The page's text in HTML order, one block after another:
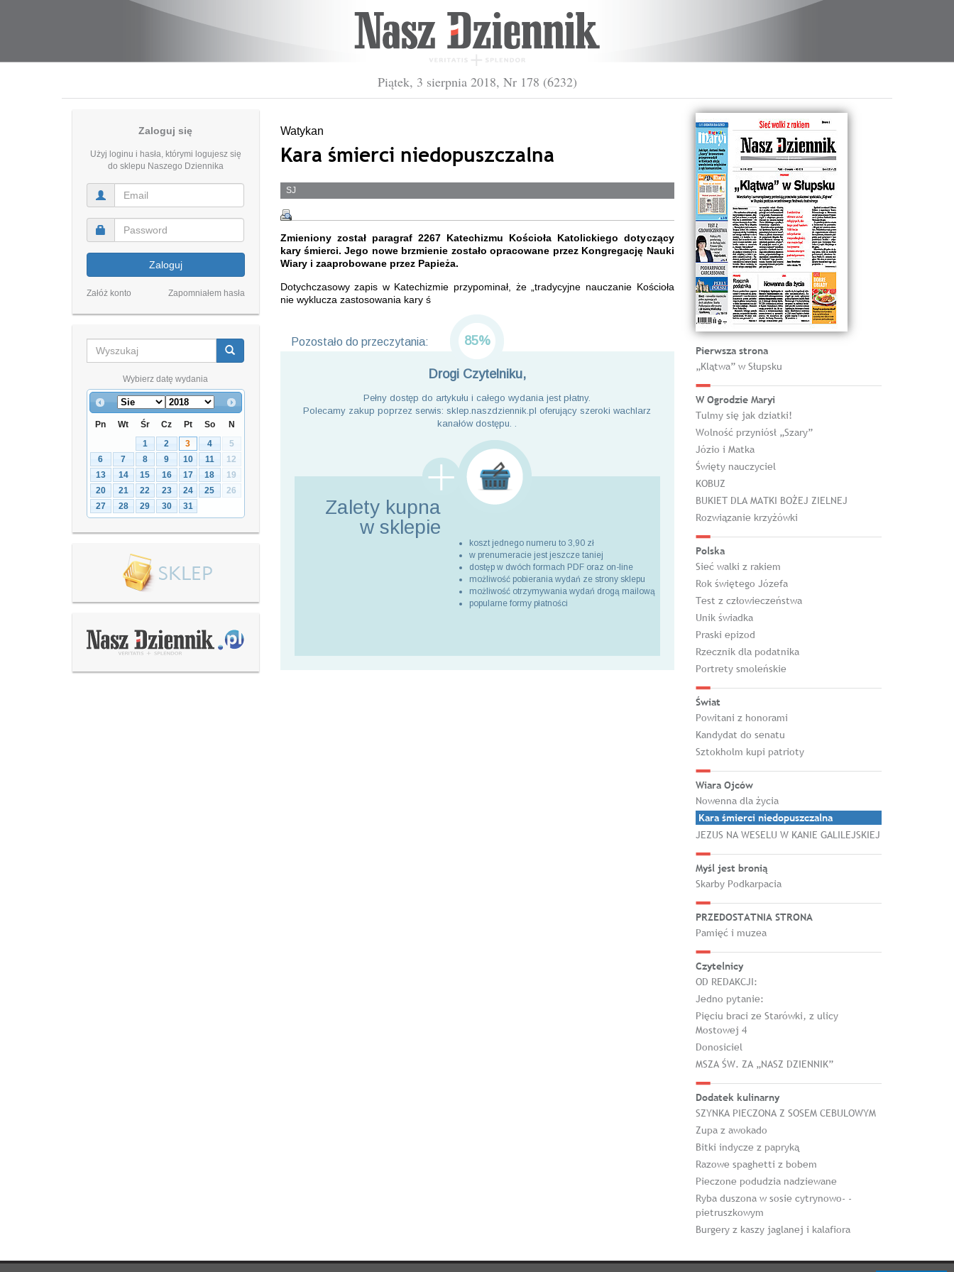
Piątek, 3 sierpnia 2018, Nr 178 (6232)
Zaloguj się
Użyj loginu i hasła, którymi logujesz się
do sklepu Naszego Dziennika
Zaloguj
Załóż konto Zapomniałem hasła
Wybierz datę wydania
Pn Wt Śr Cz Pt So
N
1
2 3 4
5
6
7 8 9 10 11
12
13
14 15 16 17 18
19
20
21 22 23 24 25
26
27
28 29 30 31
Watykan
Kara śmierci niedopuszczalna
SJ
Zmieniony został paragraf 2267 Katechizmu Kościoła Katolickiego dotyczący
kary śmierci. Jego nowe brzmienie zostało opracowane przez Kongregację Nauki
Wiary i zaaprobowane przez Papieża.
Dotychczasowy zapis w Katechizmie przypominał, że „tradycyjne nauczanie Kościoła
nie wyklucza zastosowania kary ś
Pozostało do przeczytania: 85%
Drogi Czytelniku,
Pełny dostęp do artykułu i całego wydania jest płatny.
Polecamy zakup poprzez serwis: sklep.naszdziennik.pl oferujący szeroki wachlarz
kanałów dostępu. .
Zalety kupna
w sklepie
koszt jednego numeru to 3,90 zł
w prenumeracie jest jeszcze taniej
dostęp w dwóch formach PDF oraz on-line
możliwość pobierania wydań ze strony sklepu
możliwość otrzymywania wydań drogą mailową
popularne formy płatności
Pierwsza strona
„Klątwa” w Słupsku
W Ogrodzie Maryi
Tulmy się jak dziatki!
Wolność przyniósł „Szary”
Józio i Matka
Święty nauczyciel
KOBUZ
BUKIET DLA MATKI BOŻEJ ZIELNEJ
Rozwiązanie krzyżówki
Polska
Sieć walki z rakiem
Rok świętego Józefa
Test z człowieczeństwa
Unik świadka
Praski epizod
Rzecznik dla podatnika
Portrety smoleńskie
Świat
Powitani z honorami
Kandydat do senatu
Sztokholm kupi patrioty
Wiara Ojców
Nowenna dla życia
Kara śmierci niedopuszczalna
JEZUS NA WESELU W KANIE GALILEJSKIEJ
Myśl jest bronią
Skarby Podkarpacia
PRZEDOSTATNIA STRONA
Pamięć i muzea
Czytelnicy
OD REDAKCJI:
Jedno pytanie:
Pięciu braci ze Starówki, z ulicy
Mostowej 4
Donosiciel
MSZA ŚW. ZA „NASZ DZIENNIK”
Dodatek kulinarny
SZYNKA PIECZONA Z SOSEM CEBULOWYM
Zupa z awokado
Bitki indycze z papryką
Razowe spaghetti z bobem
Pieczone podudzia nadziewane
Ryba duszona w sosie cytrynowo- -
pietruszkowym
Burgery z kaszy jaglanej i kalafiora